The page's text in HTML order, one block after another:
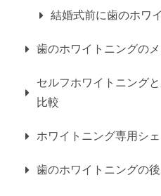
結婚式前に歯のホワ
歯のホワイトニングの
セルフホワイトニング
比較
ホワイトニング専用シ
歯のホワイトニングの